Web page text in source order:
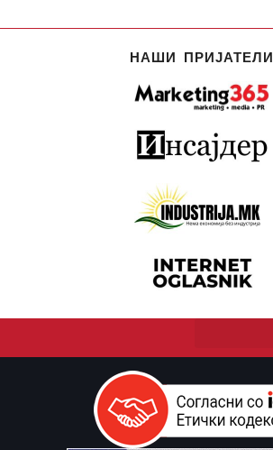
НАШИ ПРИЈАТЕЛИ